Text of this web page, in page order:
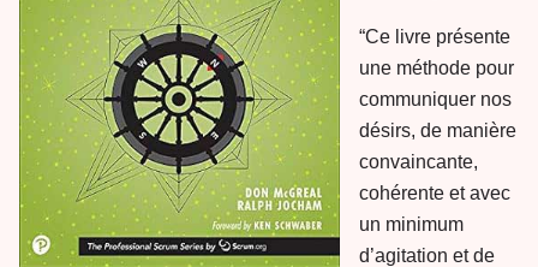
“Ce livre présente
une méthode pour
communiquer nos
désirs, de manière
convaincante,
cohérente et avec
un minimum
d’agitation et de